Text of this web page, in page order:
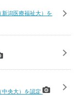
潟医療福祉大）を
中央大）を認定